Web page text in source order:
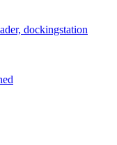
dockingstation